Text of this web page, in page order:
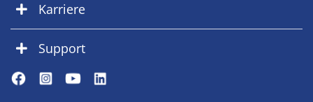
Karriere
Support